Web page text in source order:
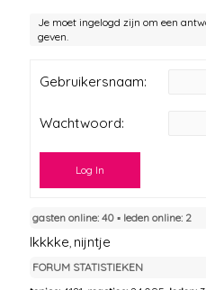
Je moet ingelogd zijn om een
geven.
Gebruikersnaam:
Wachtwoord:
Log In
gasten online: 40 ▪︎ leden online: 2
Ikkkke nijntje
FORUM STATISTIEKEN